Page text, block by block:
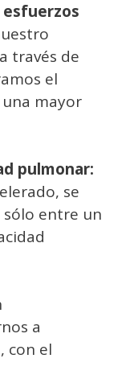
través de
el
mayor
pulmonar:
se
entre un
a
con el